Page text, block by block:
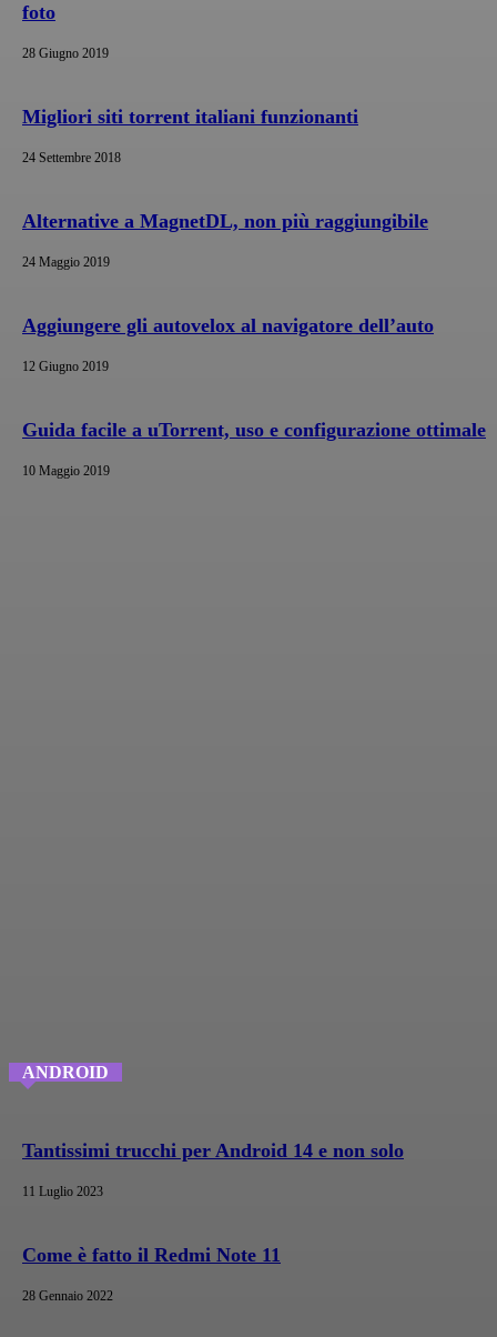
foto
28 Giugno 2019
Migliori siti torrent italiani funzionanti
24 Settembre 2018
Alternative a MagnetDL, non più raggiungibile
24 Maggio 2019
Aggiungere gli autovelox al navigatore dell’auto
12 Giugno 2019
Guida facile a uTorrent, uso e configurazione ottimale
10 Maggio 2019
ANDROID
Tantissimi trucchi per Android 14 e non solo
11 Luglio 2023
Come è fatto il Redmi Note 11
28 Gennaio 2022